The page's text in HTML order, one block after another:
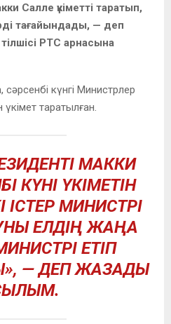
Салле үкіметті таратып,
тағайындады, — деп
РТС арнасына
күнгі Министрлер
үкімет таратылған.
МАККИ
КҮНІ ҮКІМЕТІН
ІСТЕР МИНИСТРІ
ЕЛДІҢ ЖАҢА
ЕТІП
— ДЕП ЖАЗАДЫ